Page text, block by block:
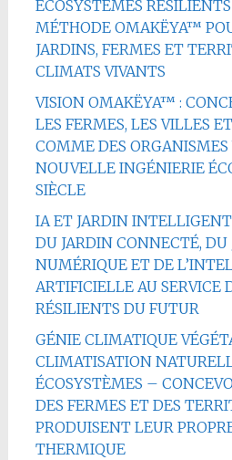
ÉCOSYSTÈMES
MÉTHODE OMAKËYA™
JARDINS, FERMES ET
CLIMATS VIVANTS
VISION OMAKËYA™ :
LES FERMES, LES VILLES
COMME DES
NOUVELLE INGÉNIERIE
SIÈCLE
IA ET JARDIN
DU JARDIN CONNECTÉ, DU
NUMÉRIQUE ET DE
ARTIFICIELLE AU SERVICE
RÉSILIENTS DU FUTUR
GÉNIE CLIMATIQUE
CLIMATISATION
ÉCOSYSTÈMES –
DES FERMES ET DES
PRODUISENT LEUR
THERMIQUE